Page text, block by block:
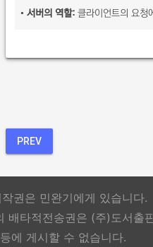
• 서버의 역할:클라이언트의 요청
PREV
권은 민완기에게 있습니다.
배타적전송권은 (주)도서출
에 게시할 수 없습니다.